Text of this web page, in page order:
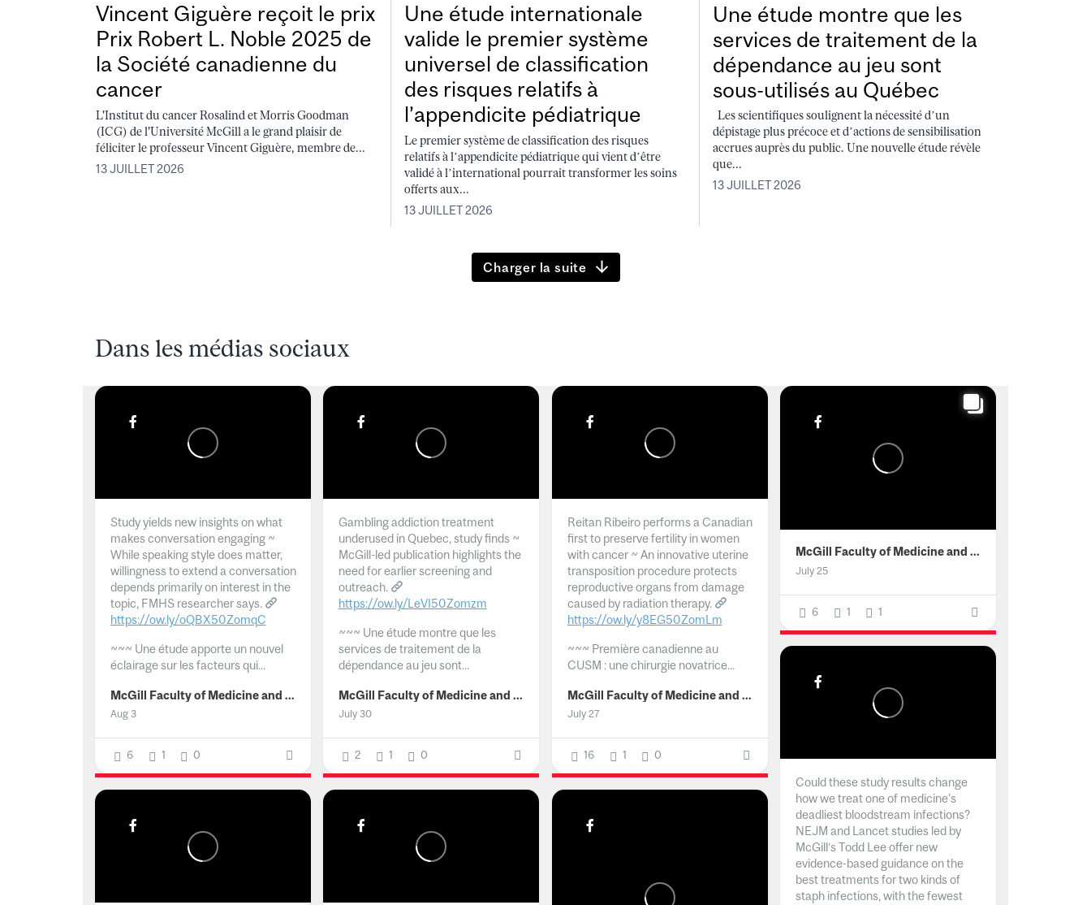
Vincent Giguère reçoit le prix
Prix Robert L. Noble 2025 de
la Société canadienne du
cancer
L'Institut du cancer Rosalind et Morris Goodman
(ICG) de l'Université McGill a le grand plaisir de
féliciter le professeur Vincent Giguère, membre de...
13 JUILLET 2026
Une étude internationale
valide le premier système
universel de classification
des risques relatifs à
l’appendicite pédiatrique
Le premier système de classification des risques
relatifs à l’appendicite pédiatrique qui vient d’être
validé à l’international pourrait transformer les soins
offerts aux...
13 JUILLET 2026
Une étude montre que les
services de traitement de la
dépendance au jeu sont
sous-utilisés au Québec
Les scientifiques soulignent la nécessité d’un
dépistage plus précoce et d’actions de sensibilisation
accrues auprès du public. Une nouvelle étude révèle
que...
13 JUILLET 2026
Charger la suite
Dans les médias sociaux
Study yields new insights on what
makes conversation engaging ~
While speaking style does matter,
willingness to extend a conversation
depends primarily on interest in the
topic, FMHS researcher says.
https://ow.ly/oQBX50ZomqC
~~~ Une étude apporte un nouvel
éclairage sur les facteurs qui...
McGill Faculty of Medicine and Health Sciences
Aug 3
6 1 0
Gambling addiction treatment
underused in Quebec, study finds ~
McGill-led publication highlights the
need for earlier screening and
outreach.
https://ow.ly/LeVI50Zomzm
~~~ Une étude montre que les
services de traitement de la
dépendance au jeu sont...
McGill Faculty of Medicine and Health Sciences
July 30
2 1 0
Reitan Ribeiro performs a Canadian
first to preserve fertility in women
with cancer ~ An innovative uterine
transposition procedure protects
reproductive organs from damage
caused by radiation therapy.
https://ow.ly/y8EG50ZomLm
~~~ Première canadienne au
CUSM : une chirurgie novatrice...
McGill Faculty of Medicine and Health Sciences
July 27
16 1 0
McGill Faculty of Medicine and Health Sciences
July 25
6 1 1
Could these study results change
how we treat one of medicine's
deadliest bloodstream infections?
NEJM and Lancet studies led by
McGill’s Todd Lee offer new
evidence-based guidance on the
best treatments for two kinds of
staph infections, with the fewest